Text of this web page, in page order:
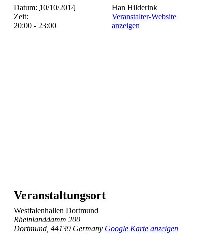
Datum: 10/10/2014
Zeit:
20:00 - 23:00
Han Hilderink
Veranstalter-Website
anzeigen
Veranstaltungsort
Westfalenhallen Dortmund
Rheinlanddamm 200
Dortmund 44139 Germany Google Karte anzeigen